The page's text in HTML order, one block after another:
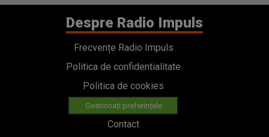
Despre Radio Impuls
Frecvențe Radio Impuls
Politica de confidentialitate
Politica de cookies
Gestionați preferințele
Contact